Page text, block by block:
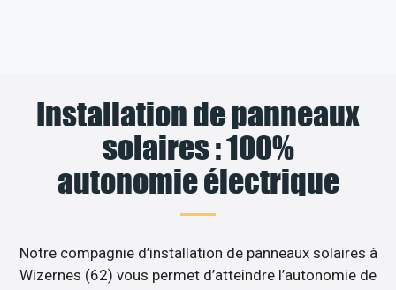
Installation de panneaux
solaires : 100%
autonomie électrique
Notre compagnie d’installation de panneaux solaires à
Wizernes (62) vous permet d’atteindre l’autonomie de